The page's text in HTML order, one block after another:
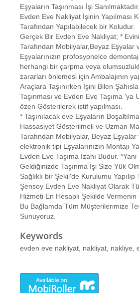
Eşyaların Taşınması İşi
Evden Eve Nakliyat İşinin Yapılması
Tarafından Yapılabilecek bir Koludur.
Gerçek Bir Evden Eve Nakliyat; *
Tarafından Mobilyalar,Beyaz Eşyalar
Eşyalarınızın profosyonelce
herhangi bir çarpma veya
zararları önlemesi için Ambalajının
Araçlara Taşınırken İşini Bilen
Taşınması ve Evden Eve Taşıma
özen Gösterilerek istif yapılması.
* Taşınılacak eve Eşyaların
Hassasiyet Gösterilmeli ve Uzman
Tarafından Mobilyalar, Beyaz
elektronik tipi Eşyalarınızın Montajı
Evden Eve Taşıma İzahı Budur.
Geldiğinizde Taşınma İşi Size Yük
Sağlıklı bir Şekil'de Kurulumu
Şensoy Evden Eve Nakliyat Olarak
Hizmeti En Hesaplı Şekilde Vermenin
Bu Bağlamda Tüm Müşterilerimize
Sunuyoruz.
Keywords
evden eve nakliyat, nakliyat, nakliye,